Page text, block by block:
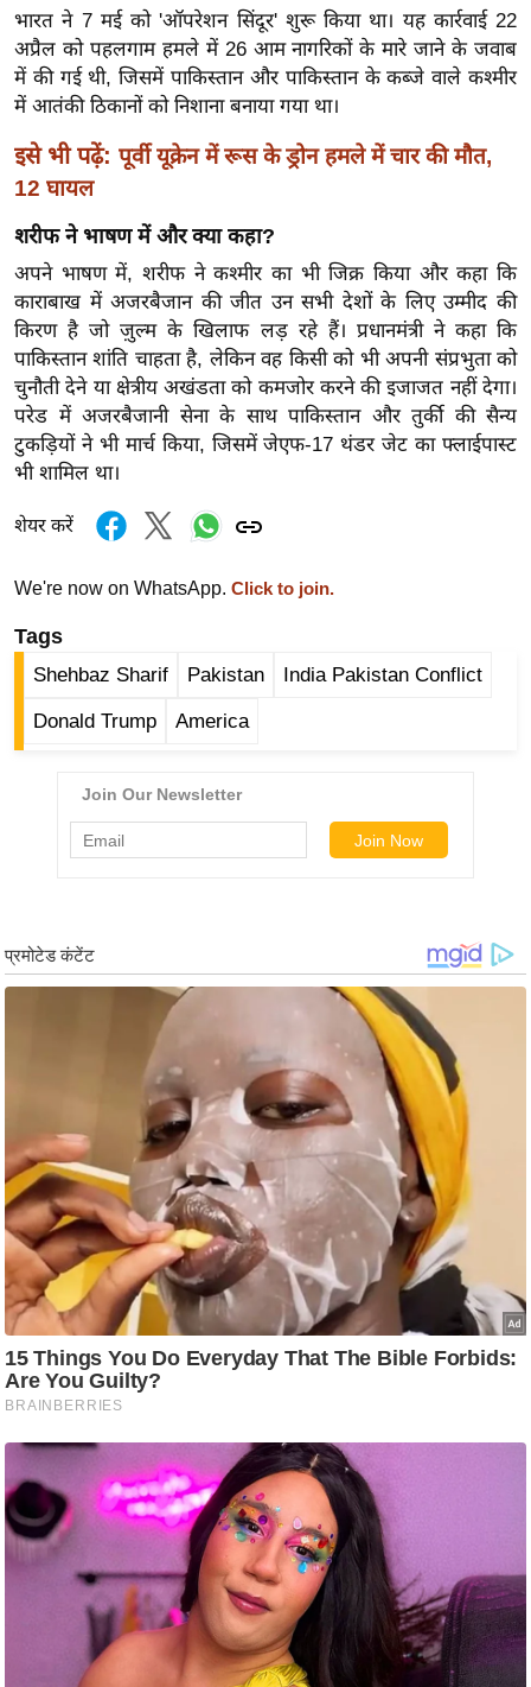
ऑ
टो
व
र्ल्ड
न्यू
ज
फ
म
नो
रं
ज
न
ज
ग
बॉ
वु
ड
वु
B
r
n
g
N
e
w
s
इ
फ
स्टा
इ
ल
टे
क्नॉ
भारत ने 7 मई को 'ऑपरेशन सिंदूर' शुरू किया था। यह कार्रवाई 22
अप्रैल को पहलगाम हमले में 26 आम नागरिकों के मारे जाने के जवाब
में की गई थी, जिसमें पाकिस्तान और पाकिस्तान के कब्जे वाले कश्मीर
में आतंकी ठिकानों को निशाना बनाया गया था।
इसे भी पढ़ें: पूर्वी यूक्रेन में रूस के ड्रोन हमले में चार की मौत,
12 घायल
शरीफ ने भाषण में और क्या कहा?
अपने भाषण में, शरीफ ने कश्मीर का भी जिक्र किया और कहा कि
काराबाख में अजरबैजान की जीत उन सभी देशों के लिए उम्मीद की
किरण है जो ज़ुल्म के खिलाफ लड़ रहे हैं। प्रधानमंत्री ने कहा कि
पाकिस्तान शांति चाहता है, लेकिन वह किसी को भी अपनी संप्रभुता को
चुनौती देने या क्षेत्रीय अखंडता को कमजोर करने की इजाजत नहीं देगा।
परेड में अजरबैजानी सेना के साथ पाकिस्तान और तुर्की की सैन्य
टुकड़ियों ने भी मार्च किया, जिसमें जेएफ-17 थंडर जेट का फ्लाईपास्ट
भी शामिल था।
शेयर करें
We're now on WhatsApp. Click to join.
Tags
Shehbaz Sharif Pakistan India Pakistan Conflict
Donald Trump America